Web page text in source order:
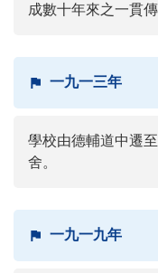
成數十年來之一貫傳
一九一三年
學校由德輔道中遷
舍。
一九一九年